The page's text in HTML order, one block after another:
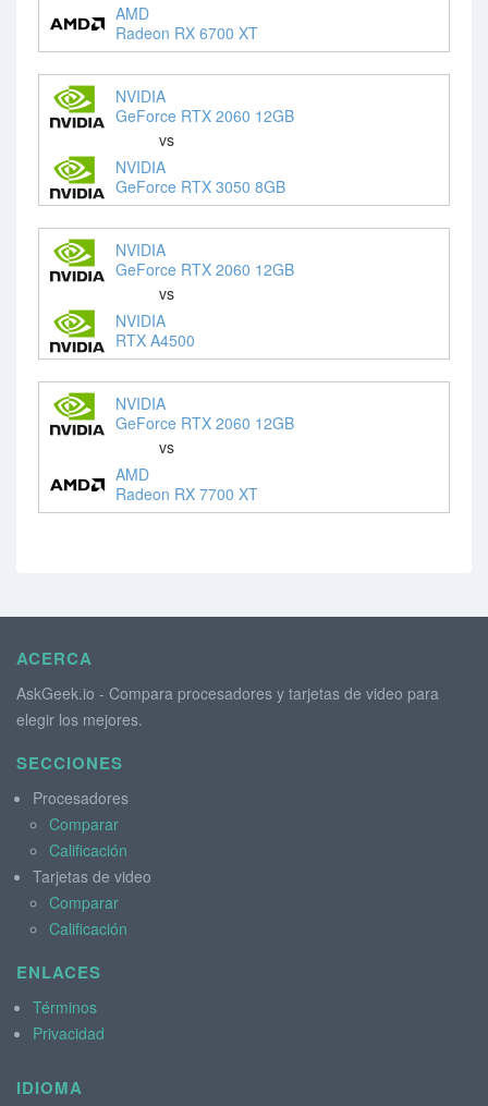
AMD
Radeon RX 6700 XT
NVIDIA
GeForce RTX 2060 12GB
vs
NVIDIA
GeForce RTX 3050 8GB
NVIDIA
GeForce RTX 2060 12GB
vs
NVIDIA
RTX A4500
NVIDIA
GeForce RTX 2060 12GB
vs
AMD
Radeon RX 7700 XT
ACERCA
AskGeek.io - Compara procesadores y tarjetas de video para
elegir los mejores.
SECCIONES
Procesadores
Comparar
Calificación
Tarjetas de video
Comparar
Calificación
ENLACES
Términos
Privacidad
IDIOMA